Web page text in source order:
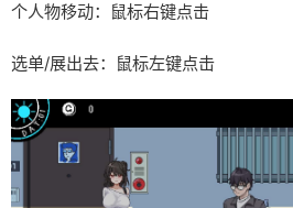
个人物移动：鼠标右键点击
选单/展出去：鼠标左键点击